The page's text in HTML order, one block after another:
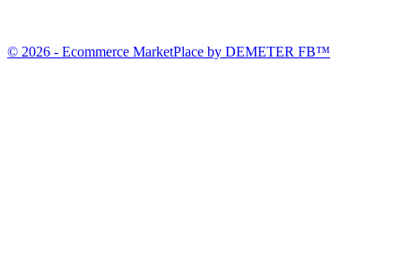
© 2026 - Ecommerce MarketPlace by DEMETER FB™